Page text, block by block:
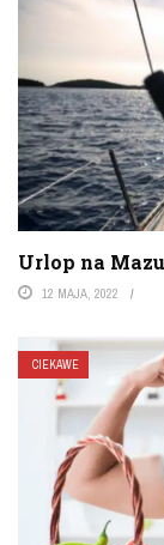
Urlop na
12 MAJA, 2022
CIEKAWE